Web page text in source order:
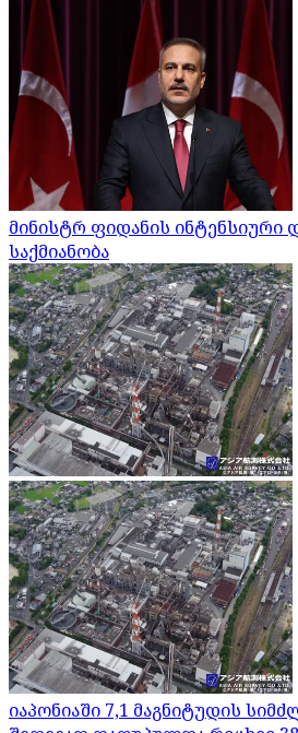
მინისტრ ფიდანის ინტენსიური
საქმიანობა
იაპონიაში 7,1 მაგნიტუდის